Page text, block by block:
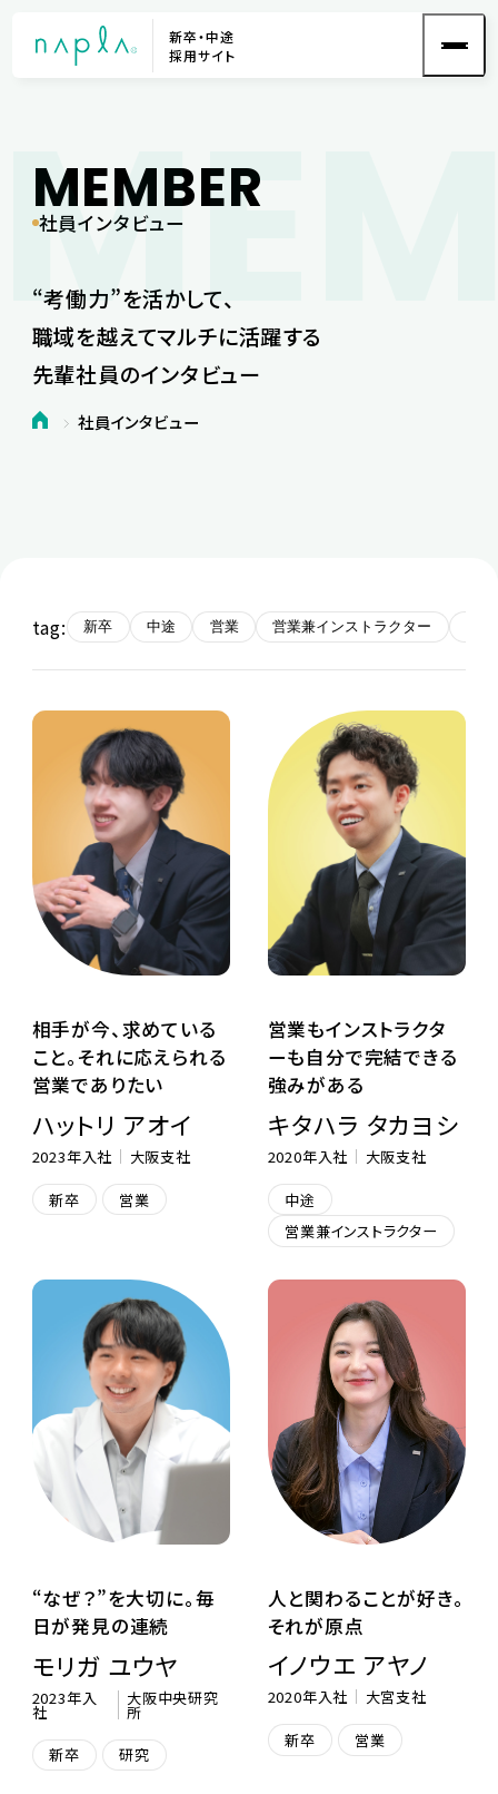
新卒・中途
採用サイト
MEMBER
社員インタビュー
“考働力”を活かして、
職域を越えてマルチに活躍する
先輩社員のインタビュー
社員インタビュー
tag: 新卒 中途 営業 営業兼インストラクター
相手が今、求めている
こと。それに応えられる
営業でありたい
ハットリ アオイ
2023年入社 大阪支社
新卒 営業
営業もインストラクタ
ーも自分で完結できる
強みがある
キタハラ タカヨシ
2020年入社 大阪支社
中途
営業兼インストラクター
“なぜ？”を大切に。毎
日が発見の連続
モリガ ユウヤ
2023年入
社
大阪中央研究
所
新卒 研究
人と関わることが好き。
それが原点
イノウエ アヤノ
2020年入社 大宮支社
新卒 営業